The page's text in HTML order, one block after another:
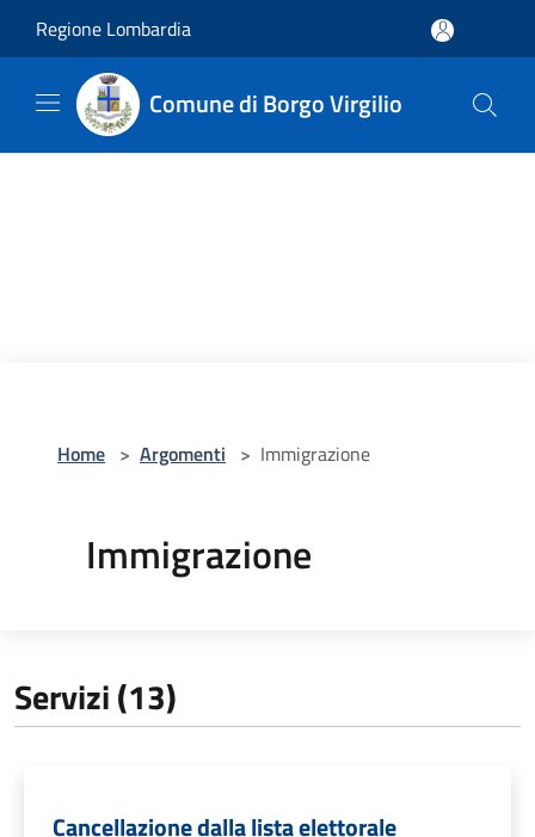
Regione Lombardia
Comune di Borgo Virgilio
Home > Argomenti > Immigrazione
Immigrazione
Servizi (13)
Cancellazione dalla lista elettorale